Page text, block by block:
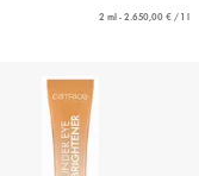
2 ml - 2.650,00 € / 1 l